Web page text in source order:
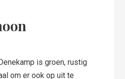
is groen, rustig
om er ook op uit te